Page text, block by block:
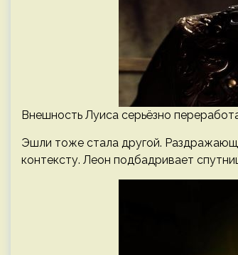
Внешность Луиса серьёзно
Эшли тоже стала другой.
контексту. Леон подбадривает